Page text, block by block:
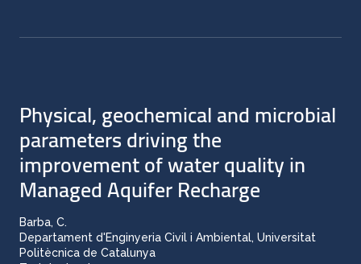
Physical, geochemical and microbial
parameters driving the
improvement of water quality in
Managed Aquifer Recharge
Barba, C.
Departament d'Enginyeria Civil i Ambiental, Universitat
Politècnica de Catalunya